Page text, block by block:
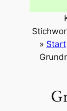
» Start